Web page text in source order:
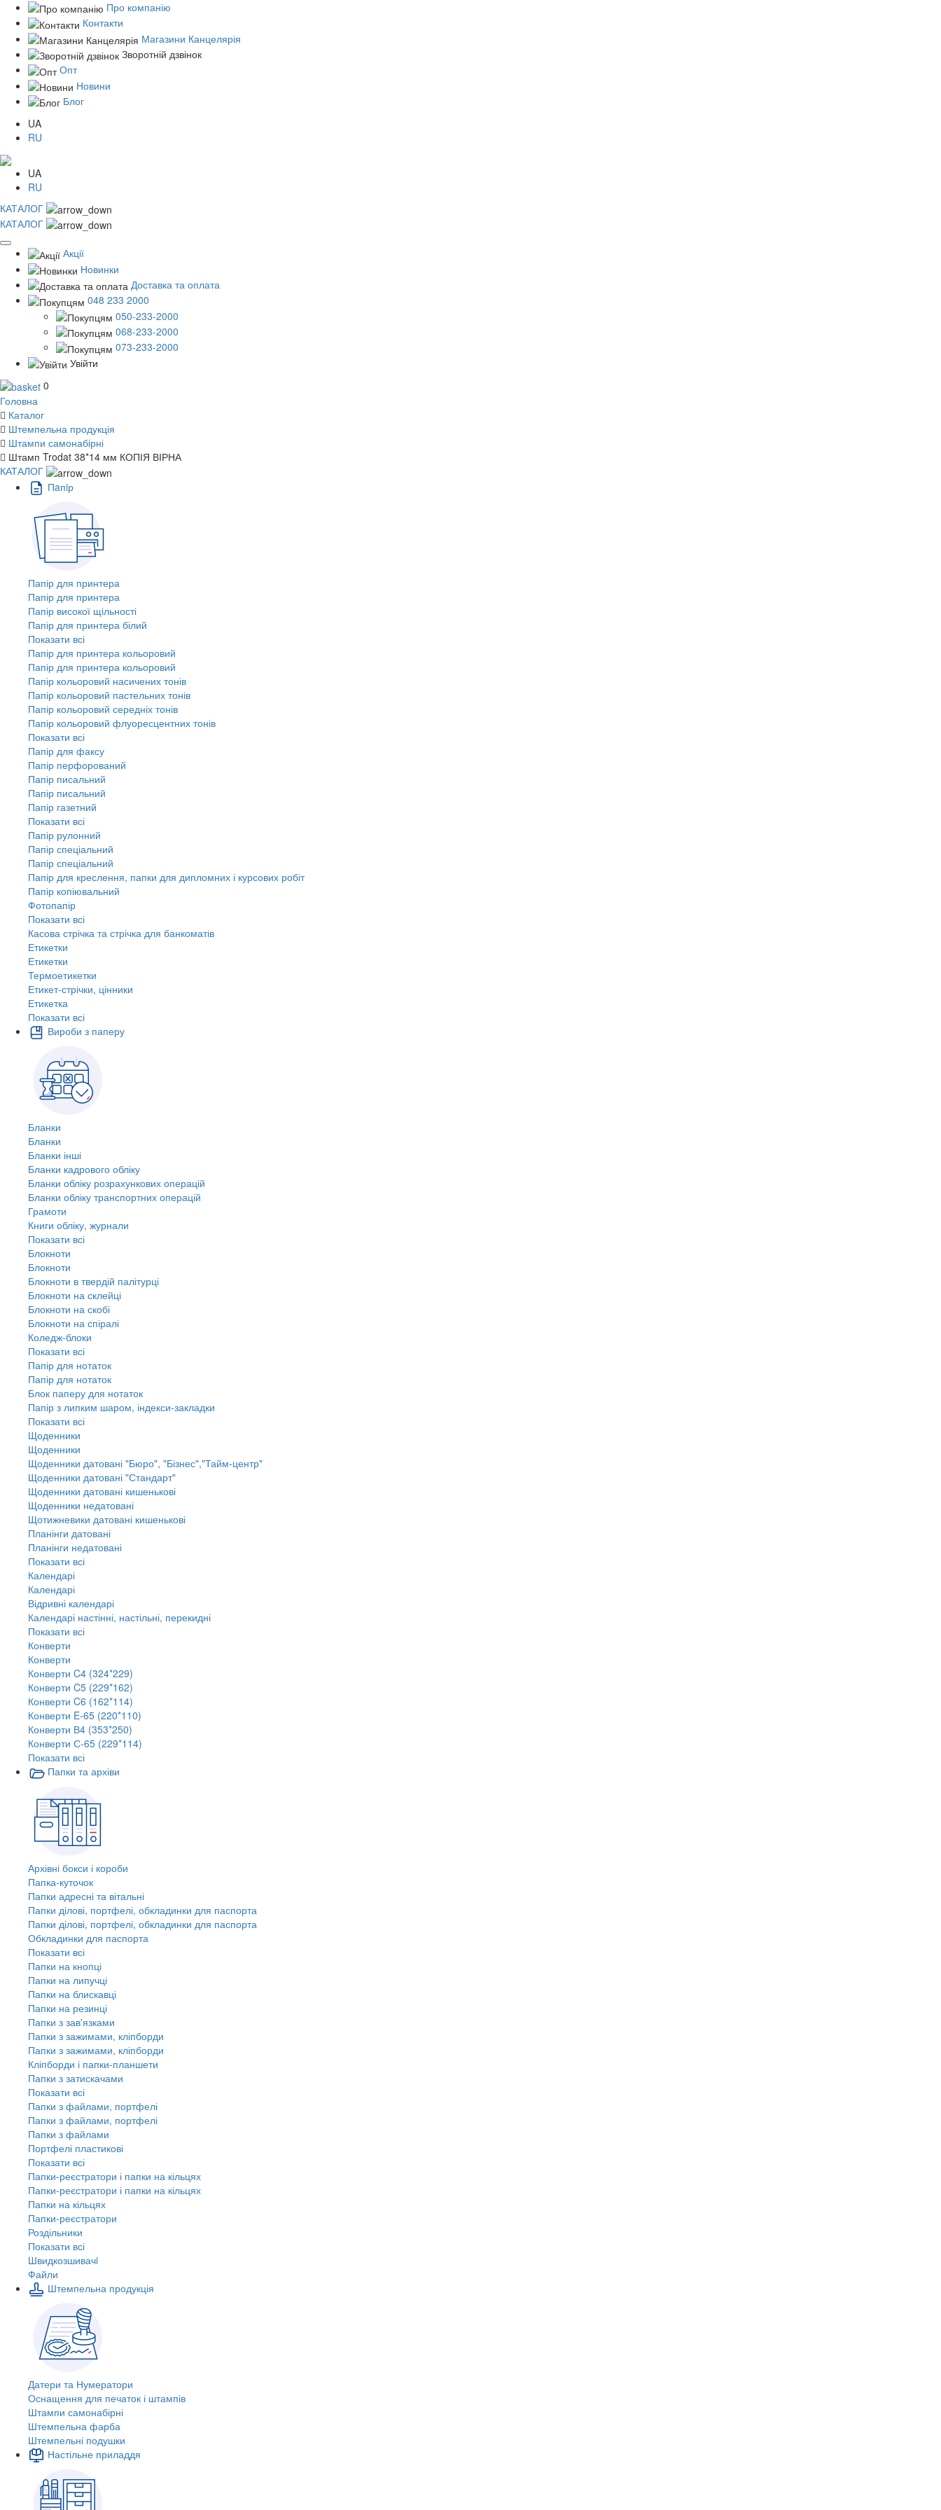
Про компанію
Контакти
Магазини Канцелярія
Зворотній дзвінок
Опт
Новини
Блог
UA
RU
UA
RU
КАТАЛОГ
КАТАЛОГ
Акції
Новинки
Доставка та оплата
048 233 2000
050-233-2000
068-233-2000
073-233-2000
Увійти
0
Головна
Каталог
Штемпельна продукція
Штампи самонабірні
Штамп Trodat 38*14 мм КОПІЯ ВІРНА
КАТАЛОГ
Пaпiр
Папір для принтера
Папір для принтера
Папір високої щільності
Папір для принтера білий
Показати всі
Папір для принтера кольоровий
Папір для принтера кольоровий
Папір кольоровий насичених тонів
Папір кольоровий пастельних тонів
Папір кольоровий середніх тонів
Папір кольоровий флуоресцентних тонів
Показати всі
Папір для факсу
Папір перфорований
Папір писальний
Папір писальний
Папір газетний
Показати всі
Папір рулонний
Папір спеціальний
Папір спеціальний
Папір для креслення, папки для дипломних і курсових робіт
Папір копіювальний
Фотопапір
Показати всі
Касова стрічка та стрічка для банкоматів
Етикетки
Етикетки
Термоетикетки
Етикет-стрічки, цінники
Етикетка
Показати всі
Вироби з паперу
Бланки
Бланки
Бланки інші
Бланки кадрового обліку
Бланки обліку розрахункових операцій
Бланки обліку транспортних операцій
Грамоти
Книги обліку, журнали
Показати всі
Блокноти
Блокноти
Блокноти в твердій палітурці
Блокноти на склейці
Блокноти на скобі
Блокноти на спіралі
Коледж-блоки
Показати всі
Папір для нотаток
Папір для нотаток
Блок паперу для нотаток
Папір з липким шаром, індекси-закладки
Показати всі
Щоденники
Щоденники
Щоденники датовані "Бюро", "Бізнес","Тайм-центр"
Щоденники датовані "Стандарт"
Щоденники датовані кишенькові
Щоденники недатовані
Щотижневики датовані кишенькові
Планінги датовані
Планінги недатовані
Показати всі
Календарі
Календарі
Відривні календарі
Календарі настінні, настільні, перекидні
Показати всі
Конверти
Конверти
Конверти C4 (324*229)
Конверти C5 (229*162)
Конверти C6 (162*114)
Конверти E-65 (220*110)
Конверти В4 (353*250)
Конверти С-65 (229*114)
Показати всі
Папки та архіви
Архівні бокси і короби
Папка-куточок
Папки адресні та вітальні
Папки ділові, портфелі, обкладинки для паспорта
Папки ділові, портфелі, обкладинки для паспорта
Обкладинки для паспорта
Показати всі
Папки на кнопці
Папки на липучці
Папки на блискавці
Папки на резинці
Папки з зав'язками
Папки з зажимами, кліпборди
Папки з зажимами, кліпборди
Кліпборди і папки-планшети
Папки з затискачами
Показати всі
Папки з файлами, портфелі
Папки з файлами, портфелі
Папки з файлами
Портфелі пластикові
Показати всі
Папки-реєстратори і папки на кільцях
Папки-реєстратори і папки на кільцях
Папки на кільцях
Папки-реєстратори
Роздільники
Показати всі
Швидкозшивачi
Файли
Штемпельна продукція
Датери та Нумератори
Оснащення для печаток і штампів
Штампи самонабірні
Штемпельна фарба
Штемпельні подушки
Настільне приладдя